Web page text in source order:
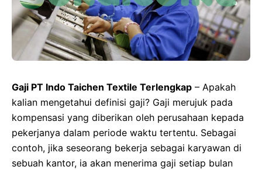
Gaji PT Indo Taichen Textile Terlengkap – Apakah
kalian mengetahui definisi gaji? Gaji merujuk pada
kompensasi yang diberikan oleh perusahaan kepada
pekerjanya dalam periode waktu tertentu. Sebagai
contoh, jika seseorang bekerja sebagai karyawan di
sebuah kantor, ia akan menerima gaji setiap bulan